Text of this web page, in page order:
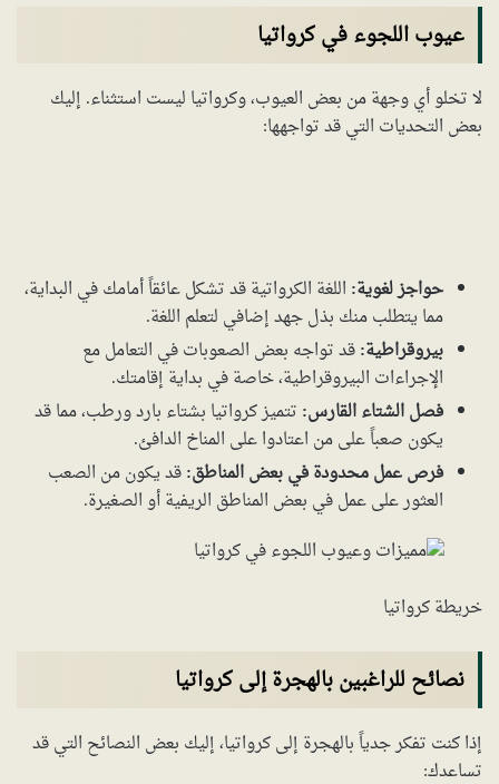
عيوب اللجوء في كرواتيا
لا تخلو أي وجهة من بعض العيوب، وكرواتيا ليست استثناء. إليك
بعض التحديات التي قد تواجهها:
حواجز لغوية: اللغة الكرواتية قد تشكل عائقاً أمامك في البداية،
مما يتطلب منك بذل جهد إضافي لتعلم اللغة.
بيروقراطية:قد تواجه بعض الصعوبات في التعامل مع
الإجراءات البيروقراطية، خاصة في بداية إقامتك.
فصل الشتاء القارس: تتميز كرواتيا بشتاء بارد ورطب، مما قد
يكون صعباً على من اعتادوا على المناخ الدافئ.
فرص عمل محدودة في بعض المناطق:قد يكون من الصعب
العثور على عمل في بعض المناطق الريفية أو الصغيرة.
خريطة كرواتيا
نصائح للراغبين بالهجرة إلى كرواتيا
إذا كنت تفكر جدياً بالهجرة إلى كرواتيا، إليك بعض النصائح التي قد
تساعدك: